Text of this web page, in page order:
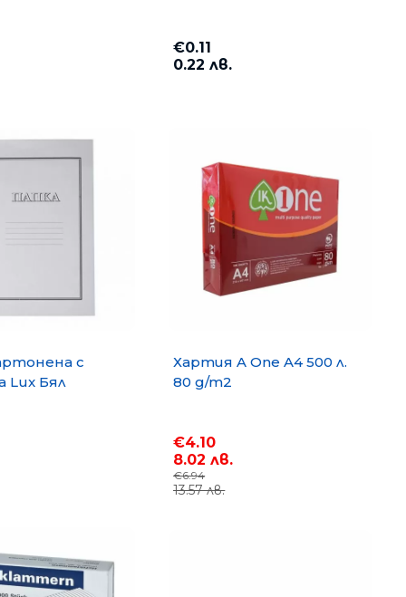
€0.11
0.22 лв.
с
Lux Бял
Хартия A One A4 500 л.
80 g/m2
€4.10
8.02 лв.
€6.94
13.57 лв.